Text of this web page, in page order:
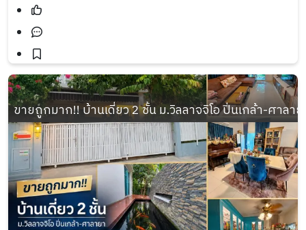
ขายถูกมาก!! บ้านเดี่ยว 2 ชั้น ม.วิลลาจจิโอ ปิ่นเกล้า-ศาลา